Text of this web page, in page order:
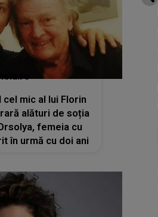
cel mic al lui Florin
alături de soția
femeia cu
în urmă cu doi ani